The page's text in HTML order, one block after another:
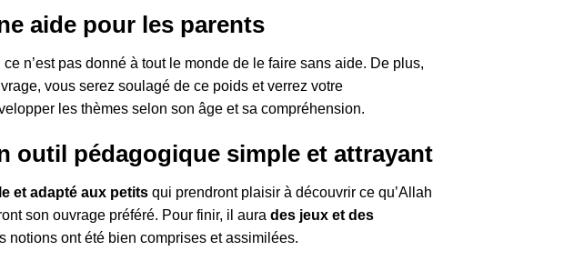
aide pour les parents
n’est pas donné à tout le monde de le faire sans aide. De plus,
vous serez soulagé de ce poids et verrez votre
les thèmes selon son âge et sa compréhension.
outil pédagogique simple et attrayant
et adapté aux petits qui prendront plaisir à découvrir ce qu’Allah
son ouvrage préféré. Pour finir, il aura des jeux et des
notions ont été bien comprises et assimilées.